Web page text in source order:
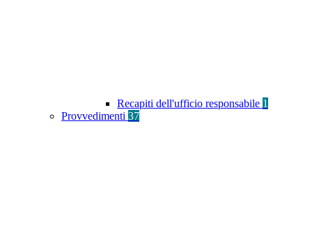
Recapiti dell'ufficio responsabile 1
Provvedimenti 37